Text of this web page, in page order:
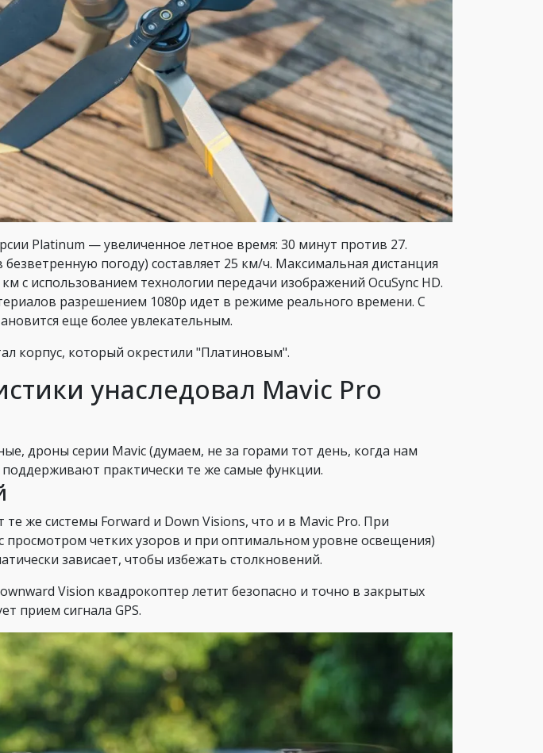
Platinum — увеличенное летное время: 30 минут против 27.
погоду) составляет 25 км/ч. Максимальная дистанция
с использованием технологии передачи изображений OcuSync HD.
разрешением 1080р идет в режиме реального времени. С
еще более увлекательным.
корпус, который окрестили "Платиновым".
унаследовал Mavic Pro
дроны серии Mavic (думаем, не за горами тот день, когда нам
практически те же самые функции.
же системы Forward и Down Visions, что и в Mavic Pro. При
просмотром четких узоров и при оптимальном уровне освещения)
зависает, чтобы избежать столкновений.
Vision квадрокоптер летит безопасно и точно в закрытых
прием сигнала GPS.